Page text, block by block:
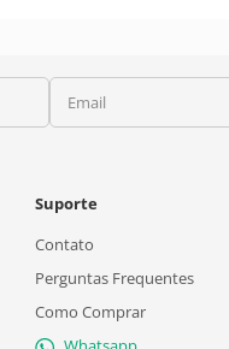
Email
Suporte
Contato
Perguntas Frequentes
Como Comprar